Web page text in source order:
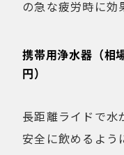
の急な疲労時に効
携帯用浄水器（相
円）
長距離ライドで水
安全に飲めるよう